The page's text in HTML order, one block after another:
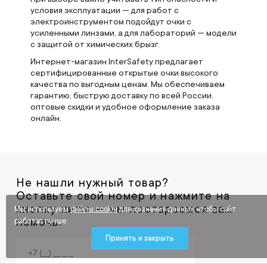
условия эксплуатации — для работ с
электроинструментом подойдут очки с
усиленными линзами, а для лабораторий — модели
с защитой от химических брызг.
Интернет-магазин InterSafety предлагает
сертифицированные открытые очки высокого
качества по выгодным ценам. Мы обеспечиваем
гарантию, быструю доставку по всей России,
оптовые скидки и удобное оформление заказа
онлайн.
Не нашли нужный товар?
Оставьте свой номер и нажмите на
кнопку ниже — мы постараемся вам
помочь.
Мы используемфайлы cookieдля хранения данных, чтобы сайт
работал лучше
Принять и закрыть